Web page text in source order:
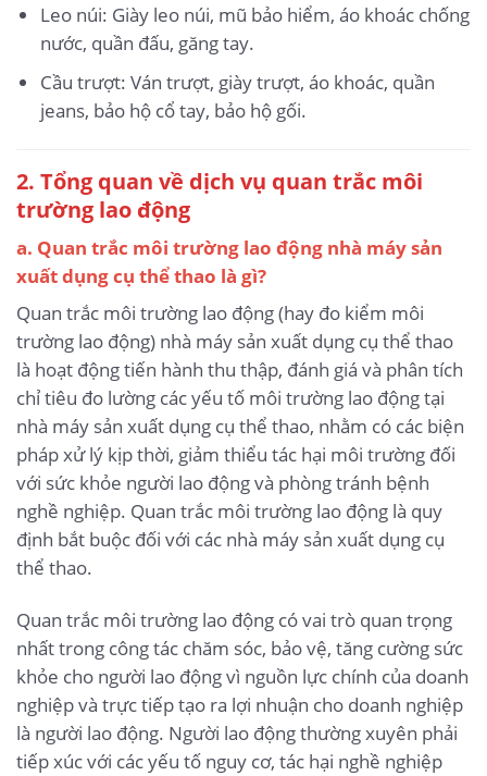
Leo núi: Giày leo núi, mũ bảo hiểm, áo khoác chống
nước, quần đấu, găng tay.
Cầu trượt: Ván trượt, giày trượt, áo khoác, quần
jeans, bảo hộ cổ tay, bảo hộ gối.
2. Tổng quan về dịch vụ quan trắc môi
trường lao động
a. Quan trắc môi trường lao động nhà máy sản
xuất dụng cụ thể thao là gì?
Quan trắc môi trường lao động (hay đo kiểm môi
trường lao động) nhà máy sản xuất dụng cụ thể thao
là hoạt động tiến hành thu thập, đánh giá và phân tích
chỉ tiêu đo lường các yếu tố môi trường lao động tại
nhà máy sản xuất dụng cụ thể thao, nhằm có các biện
pháp xử lý kịp thời, giảm thiểu tác hại môi trường đối
với sức khỏe người lao động và phòng tránh bệnh
nghề nghiệp. Quan trắc môi trường lao động là quy
định bắt buộc đối với các nhà máy sản xuất dụng cụ
thể thao.
Quan trắc môi trường lao động có vai trò quan trọng
nhất trong công tác chăm sóc, bảo vệ, tăng cường sức
khỏe cho người lao động vì nguồn lực chính của doanh
nghiệp và trực tiếp tạo ra lợi nhuận cho doanh nghiệp
là người lao động. Người lao động thường xuyên phải
tiếp xúc với các yếu tố nguy cơ, tác hại nghề nghiệp